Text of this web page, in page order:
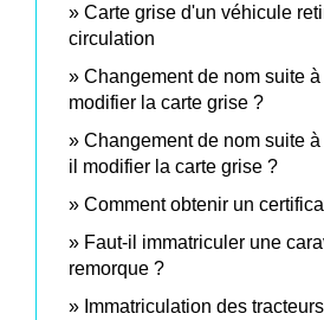
Carte grise d'un véhicule
circulation
Changement de nom suite à
modifier la carte grise ?
Changement de nom suite
il modifier la carte grise ?
Comment obtenir un
Faut-il immatriculer une
remorque ?
Immatriculation des